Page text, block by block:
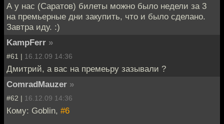
А у нас (Саратов) билеты можно было недели за 3
на премьерные дни закупить, что и было сделано.
Завтра иду. :)
KampFerr »
#61 | 16.12.09 14:36
Дмитрий, а вас на премеьру зазывали ?
ComradMauzer »
#62 | 16.12.09 14:36
Кому: Goblin, #6